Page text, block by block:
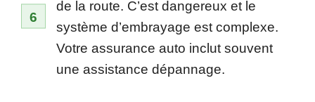
de la route. C’est dangereux et le
système d’embrayage est complexe.
Votre assurance auto inclut souvent
une assistance dépannage.